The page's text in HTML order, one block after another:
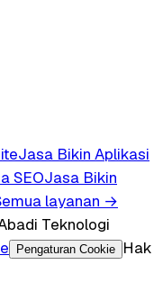
Jasa Bikin Aplikasi
SEOJasa Bikin
layanan →
Teknologi
Pengaturan Cookie
Hak